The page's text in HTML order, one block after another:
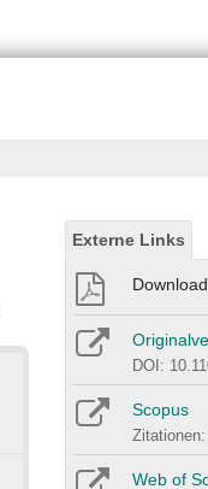
Externe Links
Download
DOI:
Scopus
Web of